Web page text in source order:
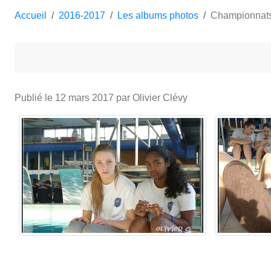
Accueil 2016-2017 Les albums photos
Publié le 12 mars 2017 par Olivier Clévy